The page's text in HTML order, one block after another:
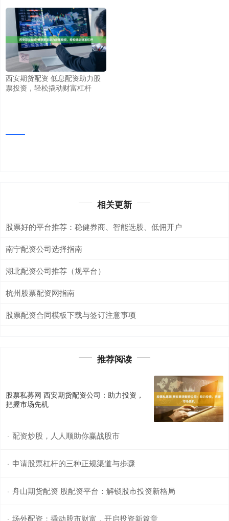
西安期货配资 低息配资助力股
票投资，轻松撬动财富杠杆
相关更新
股票好的平台推荐：稳健券商、智能选股、低佣开户
南宁配资公司选择指南
湖北配资公司推荐（规平台）
杭州股票配资网指南
股票配资合同模板下载与签订注意事项
推荐阅读
股票私募网 西安期货配资公司：助力投资，
把握市场先机
· 配资炒股，人人顺助你赢战股市
· 申请股票杠杆的三种正规渠道与步骤
· 舟山期货配资 股配资平台：解锁股市投资新格局
· 场外配资：撬动股市财富，开启投资新篇章